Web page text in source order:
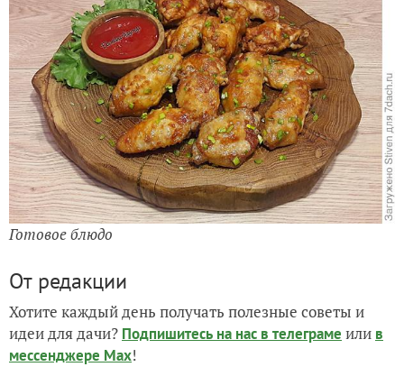
Готовое блюдо
От редакции
Хотите каждый день получать полезные советы и
идеи для дачи? Подпишитесь на нас в телеграме или в
мессенджере Max!